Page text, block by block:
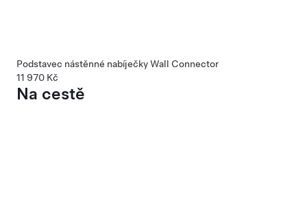
Podstavec nástěnné nabíječky Wall Connector
11 970 Kč
Na cestě